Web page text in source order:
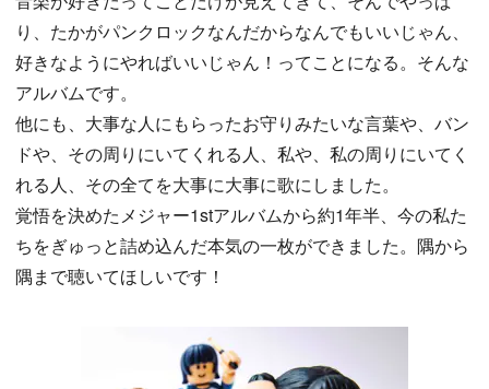
り、たかがパンクロックなんだからなんでもいいじゃん、
好きなようにやればいいじゃん！ってことになる。そんな
アルバムです。
他にも、大事な人にもらったお守りみたいな言葉や、バン
ドや、その周りにいてくれる人、私や、私の周りにいてく
れる人、その全てを大事に大事に歌にしました。
覚悟を決めたメジャー1stアルバムから約1年半、今の私た
ちをぎゅっと詰め込んだ本気の一枚ができました。隅から
隅まで聴いてほしいです！